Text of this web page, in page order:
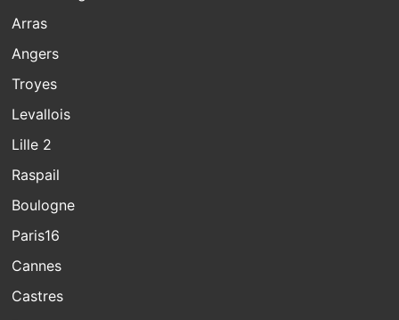
Arras
Angers
Troyes
Levallois
Lille 2
Raspail
Boulogne
Paris16
Cannes
Castres